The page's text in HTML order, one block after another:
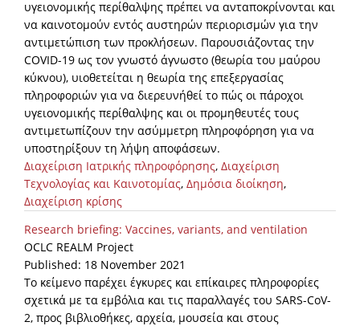
υγειονομικής περίθαλψης πρέπει να ανταποκρίνονται και
να καινοτομούν εντός αυστηρών περιορισμών για την
αντιμετώπιση των προκλήσεων. Παρουσιάζοντας την
COVID-19 ως τον γνωστό άγνωστο (θεωρία του μαύρου
κύκνου), υιοθετείται η θεωρία της επεξεργασίας
πληροφοριών για να διερευνήθεί το πώς οι πάροχοι
υγειονομικής περίθαλψης και οι προμηθευτές τους
αντιμετωπίζουν την ασύμμετρη πληροφόρηση για να
υποστηρίξουν τη λήψη αποφάσεων.
Διαχείριση Ιατρικής πληροφόρησης, Διαχείριση
Τεχνολογίας και Καινοτομίας, Δημόσια διοίκηση,
Διαχείριση κρίσης
Research briefing: Vaccines, variants, and ventilation
OCLC REALM Project
Published: 18 November 2021
Το κείμενο παρέχει έγκυρες και επίκαιρες πληροφορίες
σχετικά με τα εμβόλια και τις παραλλαγές του SARS-CoV-
2, προς βιβλιοθήκες, αρχεία, μουσεία και στους